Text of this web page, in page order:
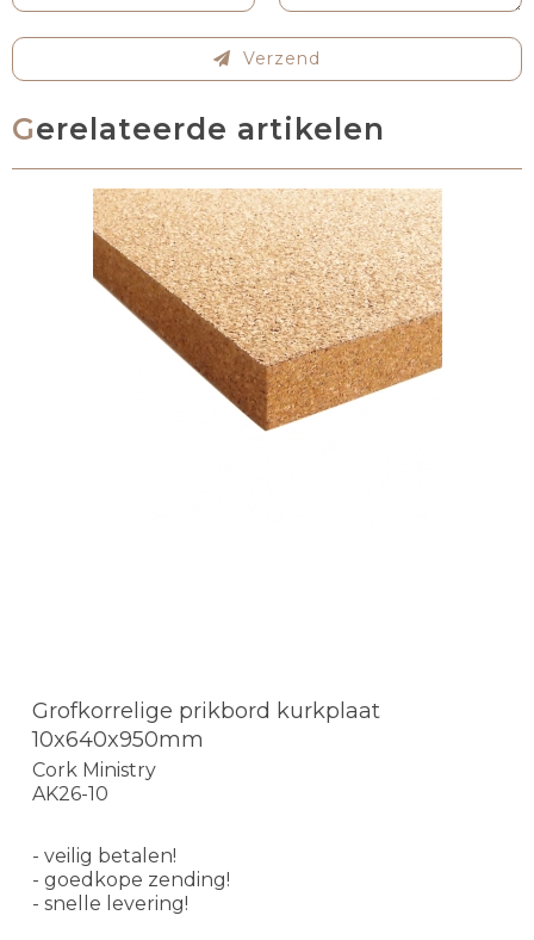
Verzend
Gerelateerde artikelen
Grofkorrelige prikbord kurkplaat
10x640x950mm
Cork Ministry
AK26-10
- veilig betalen!
- goedkope zending!
- snelle levering!